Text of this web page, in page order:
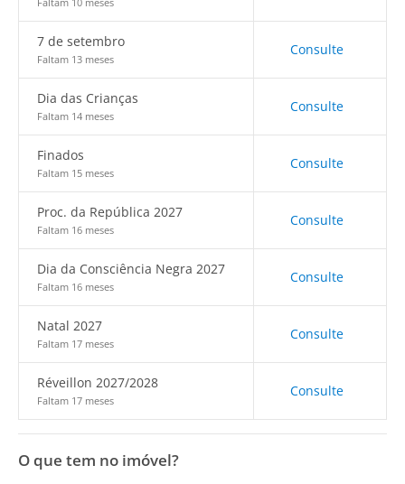
7 de setembro
Faltam 13 meses
Consulte
Dia das Crianças
Faltam 14 meses
Consulte
Finados
Faltam 15 meses
Consulte
Proc. da República 2027
Faltam 16 meses
Consulte
Dia da Consciência Negra 2027
Faltam 16 meses
Consulte
Natal 2027
Faltam 17 meses
Consulte
Réveillon 2027/2028
Faltam 17 meses
Consulte
O que tem no imóvel?